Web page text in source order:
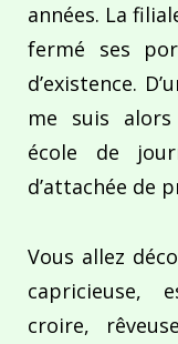
années. La
fermé ses
d’existence.
me suis
école de
d’attachée de
Vous allez
capricieuse,
croire,